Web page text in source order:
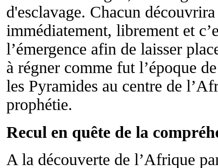
d'esclavage. Chacun
immédiatement, librement et
l’émergence afin de laisser
à régner comme fut l’époque
les Pyramides au centre de
prophétie.
Recul en quête de la
A la découverte de l’Afrique